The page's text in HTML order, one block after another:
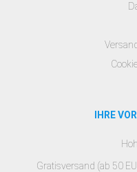
IHRE
Gratisversand (ab 50